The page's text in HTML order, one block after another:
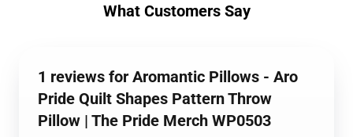
What Customers Say
1 reviews for Aromantic Pillows - Aro
Pride Quilt Shapes Pattern Throw
Pillow | The Pride Merch WP0503